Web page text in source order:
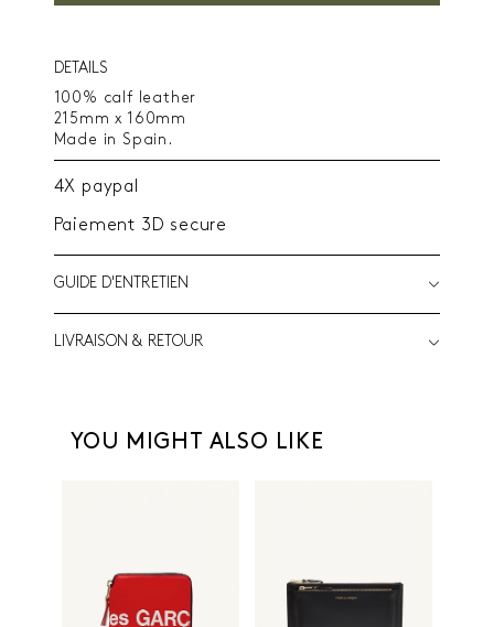
DETAILS
100% calf leather
215mm x 160mm
Made in Spain.
4X paypal
Paiement 3D secure
GUIDE D'ENTRETIEN
LIVRAISON & RETOUR
YOU MIGHT ALSO LIKE